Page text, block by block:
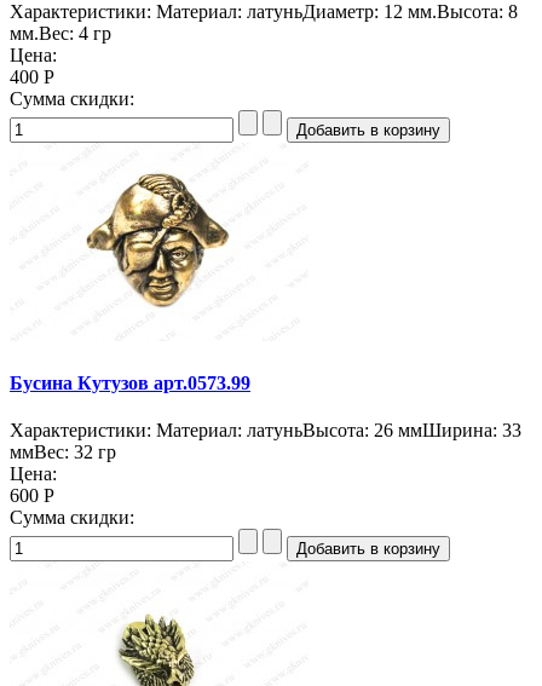
Характеристики: Материал: латуньДиаметр: 12 мм.Высота: 8
мм.Вес: 4 гр
Цена:
400 Р
Сумма скидки:
Бусина Кутузов арт.0573.99
Характеристики: Материал: латуньВысота: 26 ммШирина: 33
ммВес: 32 гр
Цена:
600 Р
Сумма скидки: